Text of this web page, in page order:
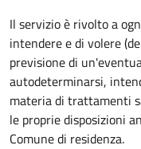
Il servizio è rivolto a
intendere e di volere
previsione di
autodeterminarsi,
materia di trattamenti
le proprie disposizioni
Comune di residenza.